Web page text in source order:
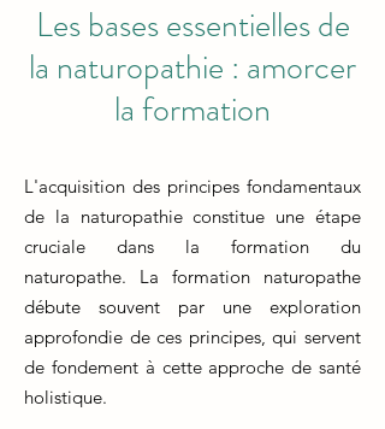
Les bases essentielles de
la naturopathie : amorcer
la formation
L'acquisition des principes fondamentaux
de la naturopathie constitue une étape
cruciale dans la formation du
naturopathe. La formation naturopathe
débute souvent par une exploration
approfondie de ces principes, qui servent
de fondement à cette approche de santé
holistique.